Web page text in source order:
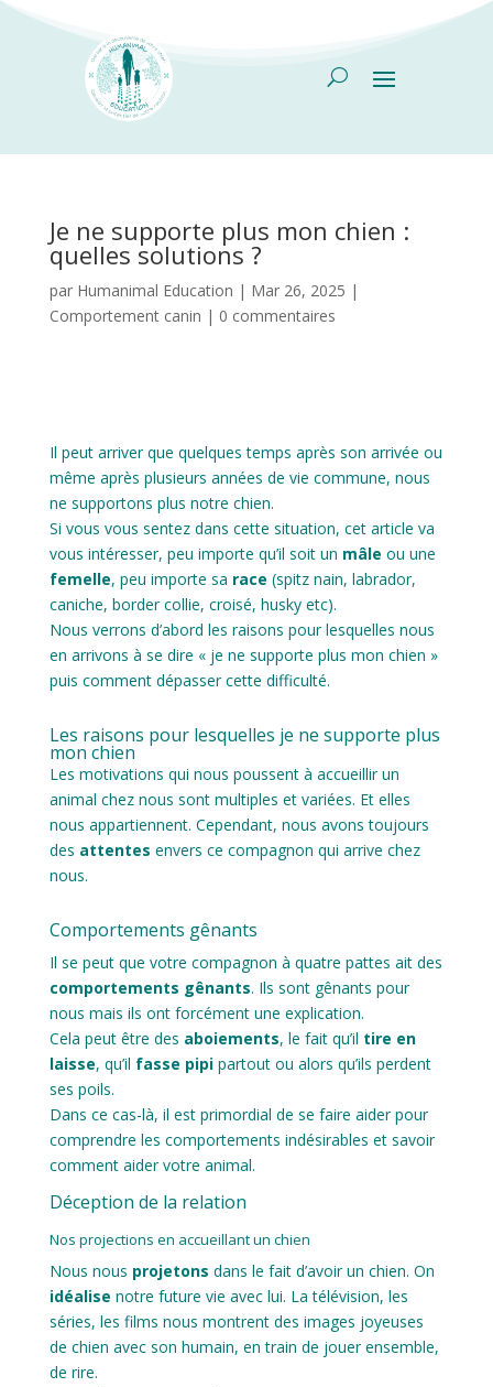
Je ne supporte plus mon chien :
quelles solutions ?
par Humanimal Education | Mar 26, 2025 |
Comportement canin | 0 commentaires
Il peut arriver que quelques temps après son arrivée ou
même après plusieurs années de vie commune, nous
ne supportons plus notre chien.
Si vous vous sentez dans cette situation, cet article va
vous intéresser, peu importe qu’il soit un mâle ou une
femelle, peu importe sa race (spitz nain, labrador,
caniche, border collie, croisé, husky etc).
Nous verrons d’abord les raisons pour lesquelles nous
en arrivons à se dire « je ne supporte plus mon chien »
puis comment dépasser cette difficulté.
Les raisons pour lesquelles je ne supporte plus
mon chien
Les motivations qui nous poussent à accueillir un
animal chez nous sont multiples et variées. Et elles
nous appartiennent. Cependant, nous avons toujours
des attentes envers ce compagnon qui arrive chez
nous.
Comportements gênants
Il se peut que votre compagnon à quatre pattes ait des
comportements gênants. Ils sont gênants pour
nous mais ils ont forcément une explication.
Cela peut être des aboiements, le fait qu’il tire en
laisse, qu’il fasse pipipartout ou alors qu’ils perdent
ses poils.
Dans ce cas-là, il est primordial de se faire aider pour
comprendre les comportements indésirables et savoir
comment aider votre animal.
Déception de la relation
Nos projections en accueillant un chien
Nous nous projetons dans le fait d’avoir un chien. On
idéalise notre future vie avec lui. La télévision, les
séries, les films nous montrent des images joyeuses
de chien avec son humain, en train de jouer ensemble,
de rire.